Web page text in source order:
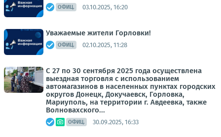
ОФИЦ. 03.10.2025, 16:20
Уважаемые жители Горловки!
ОФИЦ. 02.10.2025, 11:28
С 27 по 30 сентября 2025 года осуществлена
выездная торговля с использованием
автомагазинов в населенных пунктах городских
округов Донецк, Докучаевск, Горловка,
Мариуполь, на территории г. Авдеевка, также
Волновахского...
ОФИЦ. 30.09.2025, 16:33